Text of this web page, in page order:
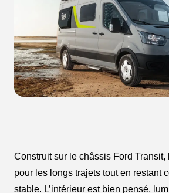
Construit sur le châssis Ford Transit,
pour les longs trajets tout en restant
stable. L’intérieur est bien pensé,